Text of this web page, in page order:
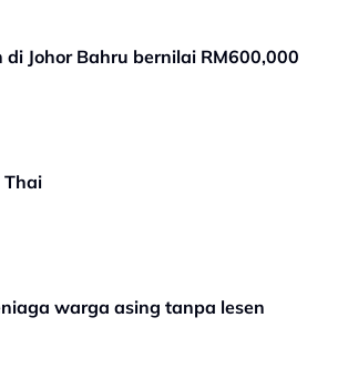
Johor Bahru bernilai RM600,000
Thai
warga asing tanpa lesen